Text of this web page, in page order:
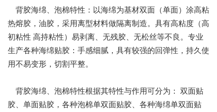
背胶海绵、泡棉特性：以海绵为基材双面（单面）涂高粘
热熔胶，油胶，采用离型材料做隔离制造。具有高粘度（高
初粘性 高持粘性）易剥离、无残胶、无松丝等不良。专业
生产各种海绵贴胶：手感细腻，具有较强的回弹性，持久使
用不易变形，切割平整。
背胶海绵、泡棉特性根据其特性与作用可分为： 双面贴
胶、单面贴胶，各种泡棉单双面贴胶、各种海绵单双面贴